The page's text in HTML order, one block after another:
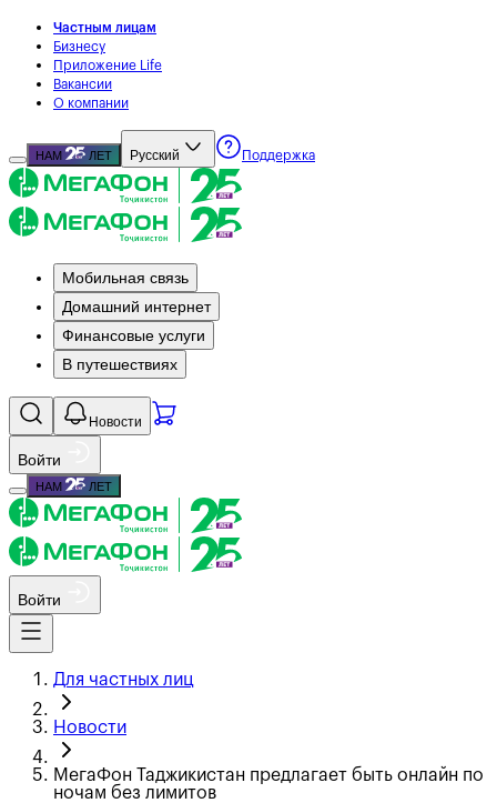
Частным лицам
Бизнесу
Приложение Life
Вакансии
О компании
НАМ ЛЕТ Русский Поддержка
Мобильная связь
Домашний интернет
Финансовые услуги
В путешествиях
Новости
Войти
НАМ ЛЕТ
Войти
Для частных лиц
Новости
МегаФон Таджикистан предлагает быть онлайн по
ночам без лимитов